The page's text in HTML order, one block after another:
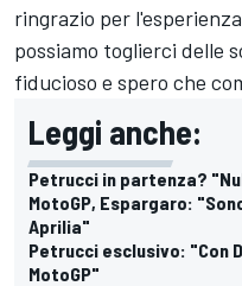
ringrazio per
possiamo toglierci delle
fiducioso e spero che
Leggi anche:
Petrucci in partenza?
MotoGP, Espargaro:
Aprilia"
Petrucci esclusivo: "Con
MotoGP"